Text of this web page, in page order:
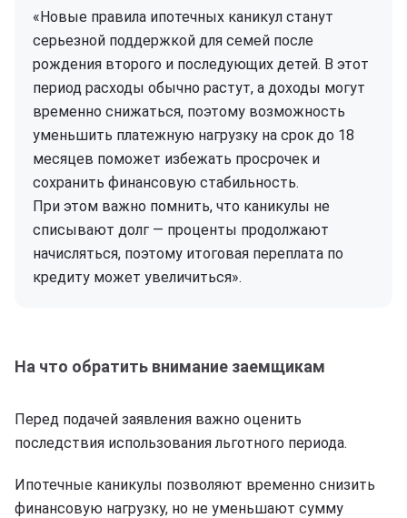
«Новые правила ипотечных каникул станут
серьезной поддержкой для семей после
рождения второго и последующих детей. В этот
период расходы обычно растут, а доходы могут
временно снижаться, поэтому возможность
уменьшить платежную нагрузку на срок до 18
месяцев поможет избежать просрочек и
сохранить финансовую стабильность.
При этом важно помнить, что каникулы не
списывают долг — проценты продолжают
начисляться, поэтому итоговая переплата по
кредиту может увеличиться».
На что обратить внимание заемщикам
Перед подачей заявления важно оценить
последствия использования льготного периода.
Ипотечные каникулы позволяют временно снизить
финансовую нагрузку, но не уменьшают сумму